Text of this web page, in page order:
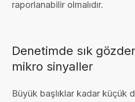
raporlanabilir olmalıdır.
Denetimde sık
mikro sinyaller
Büyük başlıklar kadar küçük